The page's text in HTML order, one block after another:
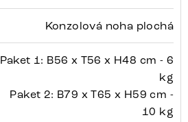
Konzolová noha plochá
Paket 1: B56 x T56 x H48 cm - 6
kg
Paket 2: B79 x T65 x H59 cm -
10 kg